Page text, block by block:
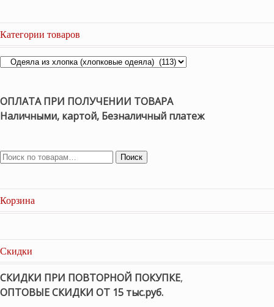
Категории товаров
ОПЛАТА ПРИ ПОЛУЧЕНИИ ТОВАРА
Наличными, картой, Безналичный платеж
Поиск
Корзина
Скидки
СКИДКИ ПРИ ПОВТОРНОЙ ПОКУПКЕ,
ОПТОВЫЕ СКИДКИ ОТ 15 тыс.руб.